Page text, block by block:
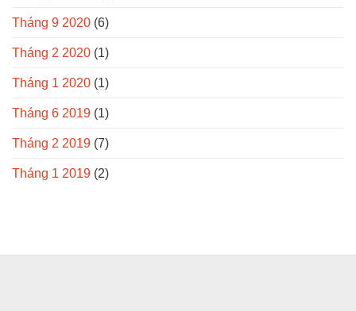
Tháng 9 2020 (6)
Tháng 2 2020 (1)
Tháng 1 2020 (1)
Tháng 6 2019 (1)
Tháng 2 2019 (7)
Tháng 1 2019 (2)